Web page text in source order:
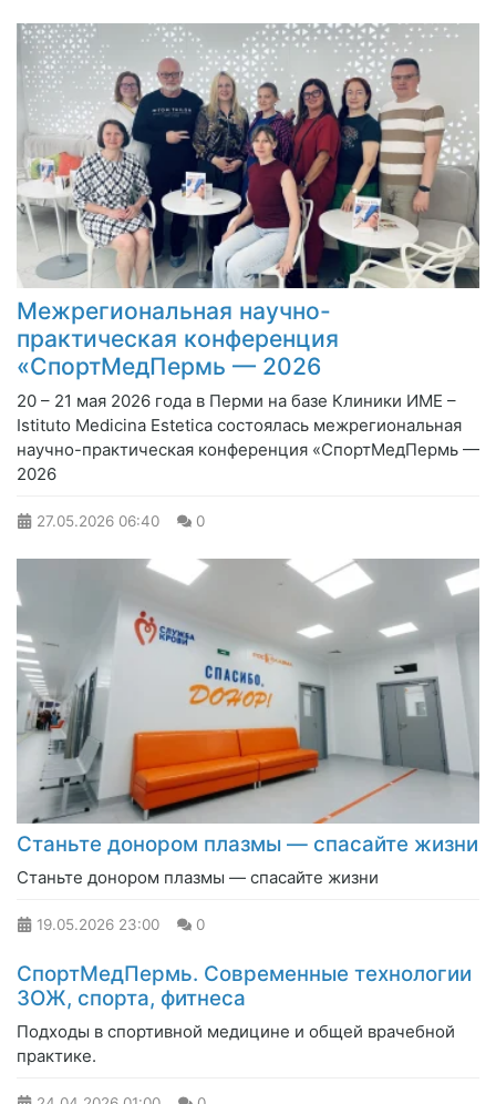
Межрегиональная научно-
практическая конференция
«СпортМедПермь — 2026
20 – 21 мая 2026 года в Перми на базе Клиники ИМЕ –
Istituto Medicina Estetica состоялась межрегиональная
научно-практическая конференция «СпортМедПермь —
2026
27.05.2026 06:40 0
Cтаньте донором плазмы — спасайте жизни
Cтаньте донором плазмы — спасайте жизни
19.05.2026 23:00 0
СпортМедПермь. Современные технологии
ЗОЖ, спорта, фитнеса
Подходы в спортивной медицине и общей врачебной
практике.